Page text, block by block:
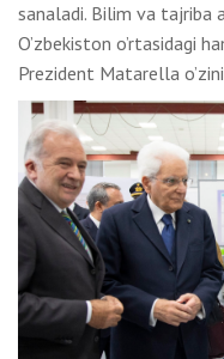
sanaladi. Bilim va tajriba
O’zbekiston o’rtasidagi
Prezident Matarella